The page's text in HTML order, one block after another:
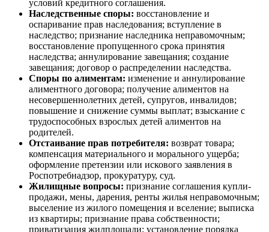
условий кредитного соглашения.
Наследственные споры: восстановление и
оспаривание прав наследования; вступление в
наследство; признание наследника неправомочным;
восстановление пропущенного срока принятия
наследства; аннулирование завещания; создание
завещания; договор о распределении наследства.
Споры по алиментам: изменение и аннулирование
алиментного договора; получение алиментов на
несовершеннолетних детей, супругов, инвалидов;
повышение и снижение суммы выплат; взыскание с
трудоспособных взрослых детей алиментов на
родителей.
Отстаивание прав потребителя: возврат товара;
компенсация материального и морального ущерба;
оформление претензии или искового заявления в
Роспотребнадзор, прокуратуру, суд.
Жилищные вопросы: признание соглашения купли-
продажи, мены, дарения, ренты жилья неправомочным;
выселение из жилого помещения и вселение; выписка
из квартиры; признание права собственности;
приватизация жилплощади; установление порядка